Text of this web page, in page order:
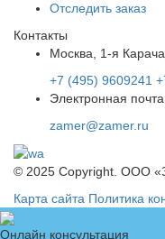
Отследить заказ
Контакты
Москва, 1-я
+7 (495) 9609241
Электронная почта
zamer@zamer.ru
© 2025 Copyright. ООО
Карта сайта Политика
Онлайн консультация